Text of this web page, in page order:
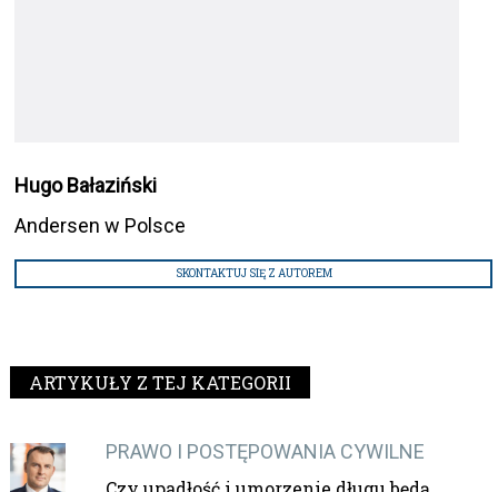
Hugo Bałaziński
Andersen w Polsce
SKONTAKTUJ SIĘ Z AUTOREM
ARTYKUŁY Z TEJ KATEGORII
PRAWO I POSTĘPOWANIA CYWILNE